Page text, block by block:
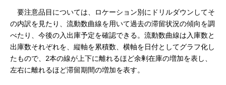
要注意品目については、ロケーション別にドリルダウンしてそ
の内訳を見たり、流動数曲線を用いて過去の滞留状況の傾向を調
べたり、今後の入出庫予定を確認できる。流動数曲線は入庫数と
出庫数それぞれを、縦軸を累積数、横軸を日付としてグラフ化し
たもので、2本の線が上下に離れるほど余剰在庫の増加を表し、
左右に離れるほど滞留期間の増加を表す。